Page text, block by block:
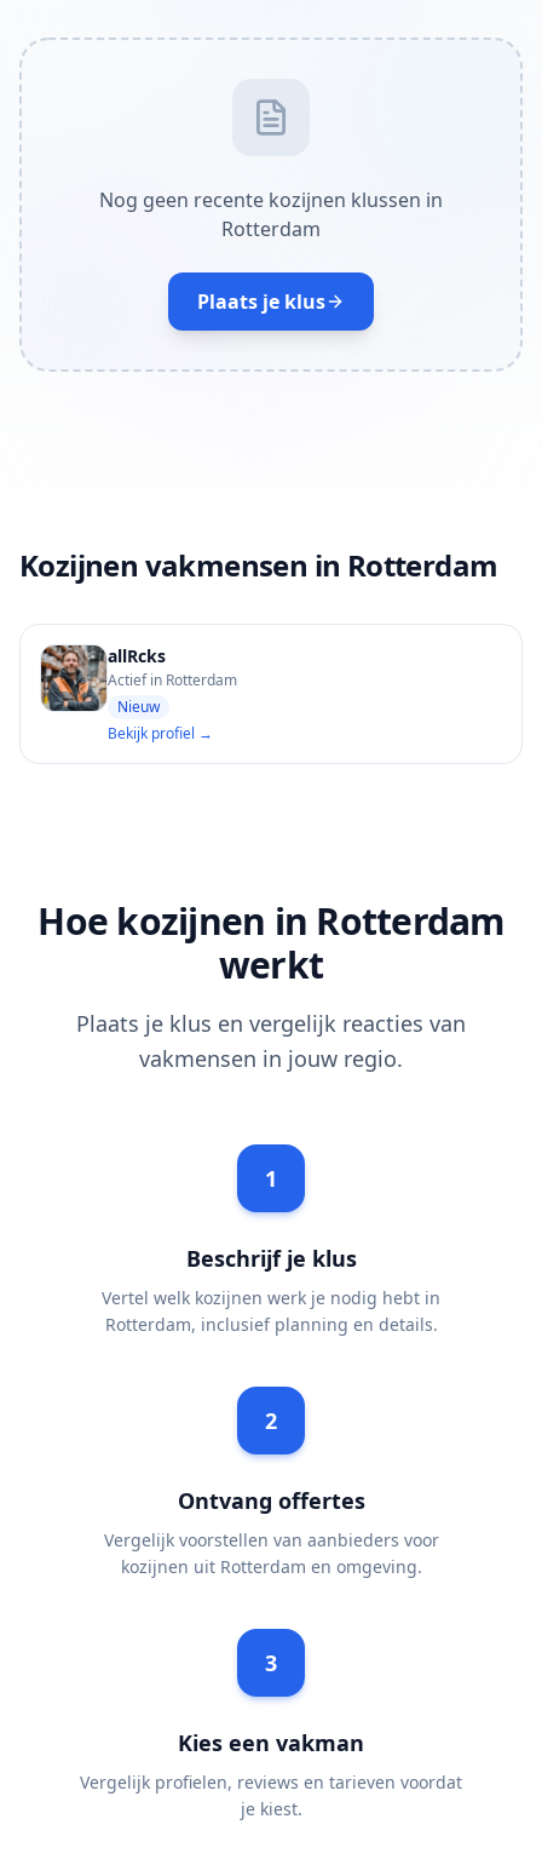
Nog geen recente kozijnen klussen in
Rotterdam
Plaats je klus
Kozijnen vakmensen in Rotterdam
allRcks
Actief in Rotterdam
Nieuw
Bekijk profiel →
Hoe kozijnen in Rotterdam
werkt
Plaats je klus en vergelijk reacties van
vakmensen in jouw regio.
1
Beschrijf je klus
Vertel welk kozijnen werk je nodig hebt in
Rotterdam, inclusief planning en details.
2
Ontvang offertes
Vergelijk voorstellen van aanbieders voor
kozijnen uit Rotterdam en omgeving.
3
Kies een vakman
Vergelijk profielen, reviews en tarieven voordat
je kiest.